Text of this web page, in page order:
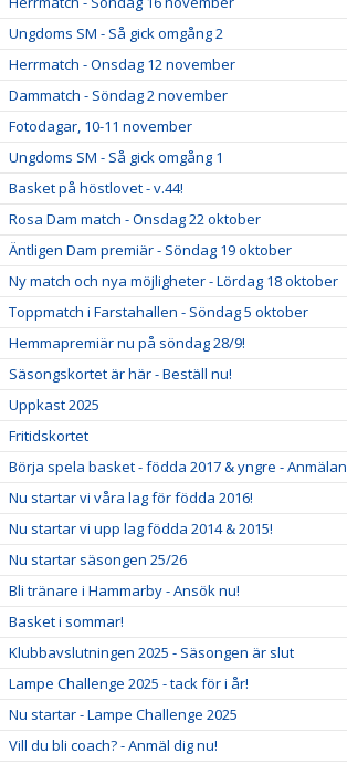
Ungdoms SM - Så gick omgång 2
Herrmatch - Onsdag 12 november
Dammatch - Söndag 2 november
Fotodagar, 10-11 november
Ungdoms SM - Så gick omgång 1
Basket på höstlovet - v.44!
Rosa Dam match - Onsdag 22 oktober
Äntligen Dam premiär - Söndag 19 oktober
Ny match och nya möjligheter - Lördag 18 oktober
Toppmatch i Farstahallen - Söndag 5 oktober
Hemmapremiär nu på söndag 28/9!
Säsongskortet är här - Beställ nu!
Uppkast 2025
Fritidskortet
Börja spela basket - födda 2017 & yngre - Anmälan
Nu startar vi våra lag för födda 2016!
Nu startar vi upp lag födda 2014 & 2015!
Nu startar säsongen 25/26
Bli tränare i Hammarby - Ansök nu!
Basket i sommar!
Klubbavslutningen 2025 - Säsongen är slut
Lampe Challenge 2025 - tack för i år!
Nu startar - Lampe Challenge 2025
Vill du bli coach? - Anmäl dig nu!